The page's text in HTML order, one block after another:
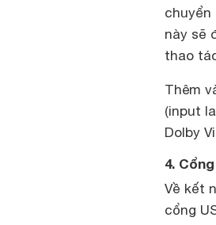
chuyển
này sẽ
thao
Thêm
(input
Dolby
4.
Về kết
cổng